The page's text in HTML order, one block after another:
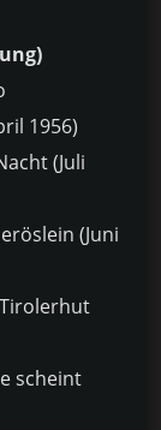
1956)
(Juli
(Juni
scheint